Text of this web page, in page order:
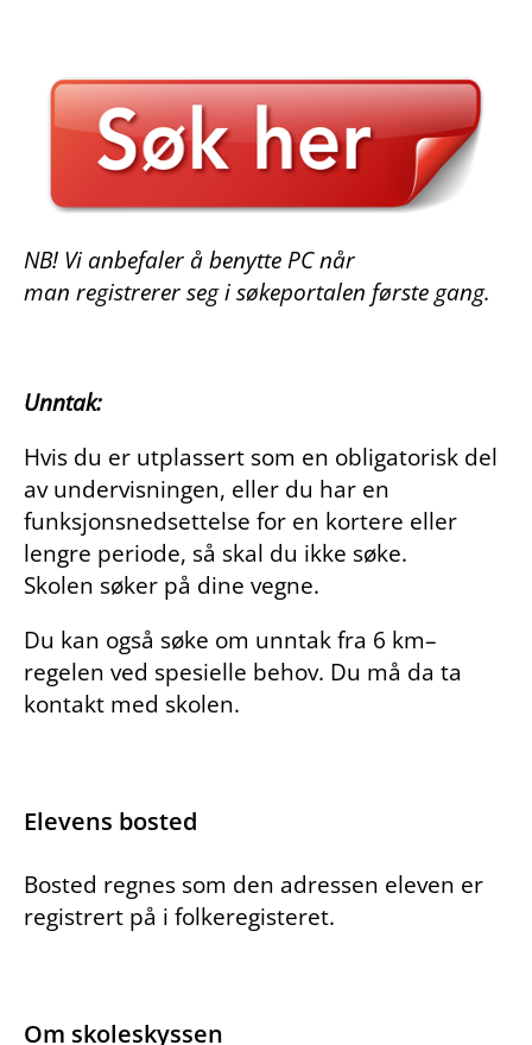
NB! Vi anbefaler å benytte PC når
man registrerer seg i søkeportalen første gang.
Unntak:
Hvis du er utplassert som en obligatorisk del
av undervisningen, eller du har en
funksjonsnedsettelse for en kortere eller
lengre periode, så skal du ikke søke.
Skolen søker på dine vegne.
Du kan også søke om unntak fra 6 km–
regelen ved spesielle behov. Du må da ta
kontakt med skolen.
Elevens bosted
Bosted regnes som den adressen eleven er
registrert på i folkeregisteret.
Om skoleskyssen